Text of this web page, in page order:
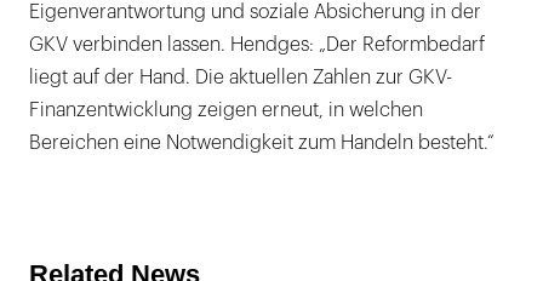
Eigenverantwortung und soziale Absicherung in der
GKV verbinden lassen. Hendges: „Der Reformbedarf
liegt auf der Hand. Die aktuellen Zahlen zur GKV-
Finanzentwicklung zeigen erneut, in welchen
Bereichen eine Notwendigkeit zum Handeln besteht.“
Related News